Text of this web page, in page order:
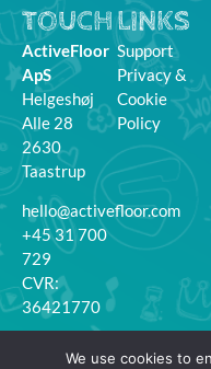
TOUCH
ActiveFloor
ApS
Helgeshøj
Alle 28
2630
Taastrup
hello@activefloor.com
+45 31 700
729
CVR:
36421770
LINKS
Support
Privacy &
Cookie
Policy
MyFloor
We use cookies to